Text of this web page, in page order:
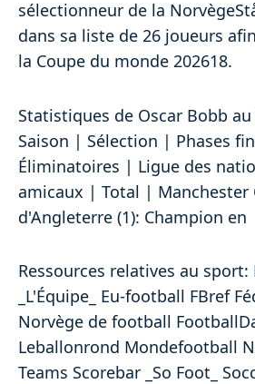
sélectionneur de la
dans sa liste de 26 joueurs
la Coupe du monde 202618.
Statistiques de Oscar Bobb
Saison | Sélection | Phases
Éliminatoires | Ligue des
amicaux | Total | Manchester
d'Angleterre (1): Champion en
Ressources relatives au sport:
_L'Équipe_ Eu-football FBref
Norvège de football
Leballonrond Mondefootball
Teams Scorebar _So Foot_